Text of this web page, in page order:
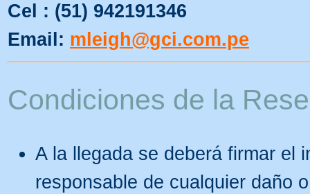
Cel : (51) 942191346
Email: mleigh@gci.com.pe
Condiciones de la
A la llegada se deberá firmar el
responsable de cualquier daño